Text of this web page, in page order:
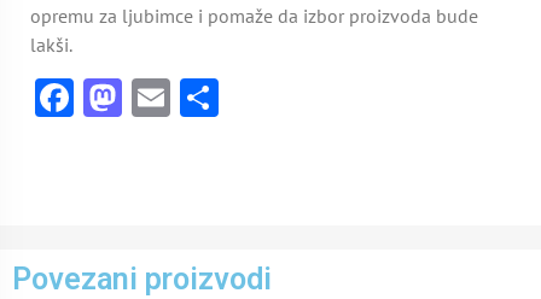
opremu za ljubimce i pomaže da izbor proizvoda bude
lakši.
Facebook
Mastodon
Email
Povezani proizvodi